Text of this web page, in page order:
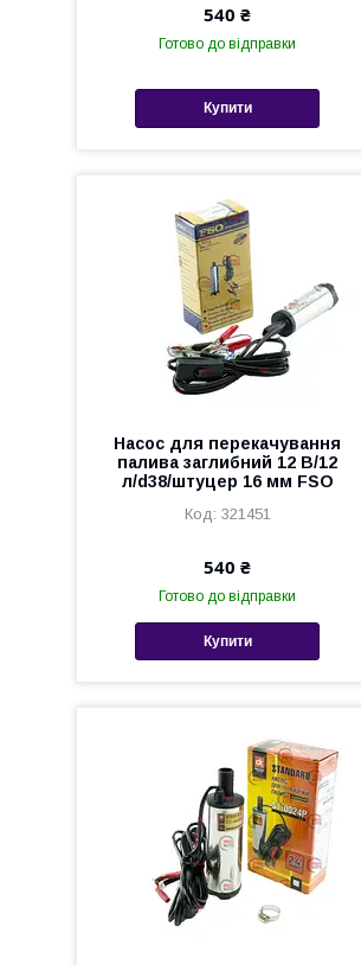
540 ₴
Готово до відправки
Купити
Насос для перекачування
палива заглибний 12 В/12
л/d38/штуцер 16 мм FSO
321451
540 ₴
Готово до відправки
Купити